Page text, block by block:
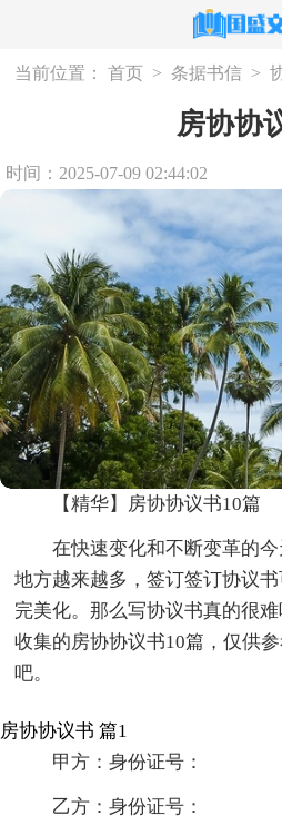
当前位置： 首页 > 条据书信 >
房协协
时间：2025-07-09 02:44:02
【精华】房协协议书10篇
在快速变化和不断变革的
地方越来越多，签订签订协议
完美化。那么写协议书真的很
收集的房协协议书10篇，仅供
吧。
房协协议书 篇1
甲方：身份证号：
乙方：身份证号：